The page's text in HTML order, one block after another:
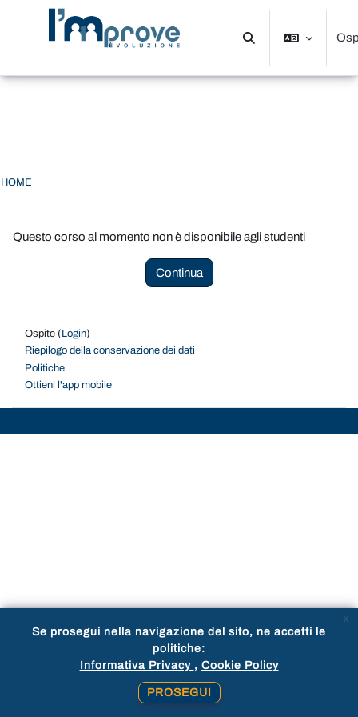
Vai al contenuto principale
Se prosegui nella navigazione del sito, ne accetti le
politiche:
Informativa Privacy
Cookie Policy
PROSEGUI
x
Attiva/disattiva input
HOME
Questo corso al momento non è disponibile agli studenti
Continua
Ospite (Login)
Riepilogo della conservazione dei dati
Politiche
Ottieni l'app mobile